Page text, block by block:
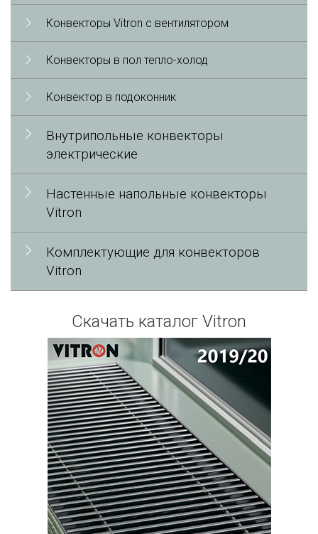
Конвекторы Vitron с вентилятором
Конвекторы в пол тепло-холод
Конвектор в подоконник
Внутрипольные конвекторы
электрические
Настенные напольные конвекторы
Vitron
Комплектующие для конвекторов
Vitron
Скачать каталог Vitron